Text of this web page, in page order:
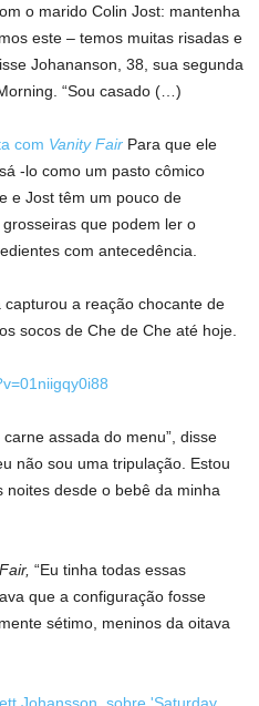
o marido Colin Jost: mantenha
este – temos muitas risadas e
Johananson, 38, sua segunda
“Sou casado (…)
com Vanity Fair Para que ele
-lo como um pasto cômico
e Jost têm um pouco de
que podem ler o
com antecedência.
capturou a reação chocante de
socos de Che de Che até hoje.
assada do menu”, disse
não sou uma tripulação. Estou
desde o bebê da minha
“Eu tinha todas essas
que a configuração fosse
sétimo, meninos da oitava